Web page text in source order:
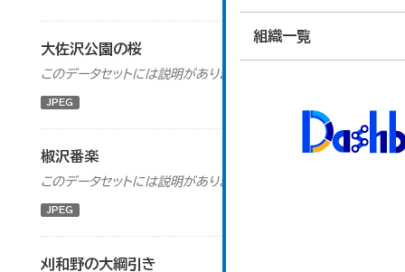
組織一覧
大佐沢公園の桜
このデータセットには説明がありません
JPEG
椒沢番楽
このデータセットには説明がありません
JPEG
刈和野の大綱引き